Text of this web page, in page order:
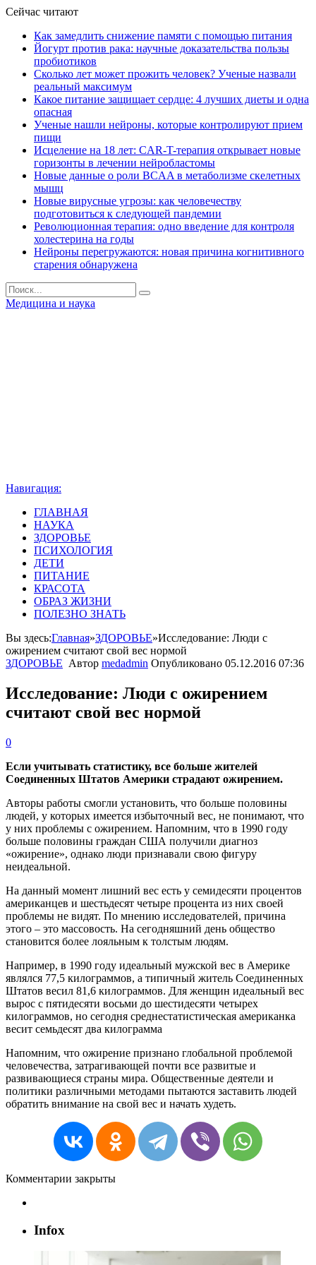
Сейчас читают
Как замедлить снижение памяти с помощью питания
Йогурт против рака: научные доказательства пользы
пробиотиков
Сколько лет может прожить человек? Ученые назвали
реальный максимум
Какое питание защищает сердце: 4 лучших диеты и одна
опасная
Ученые нашли нейроны, которые контролируют прием
пищи
Исцеление на 18 лет: CAR-T-терапия открывает новые
горизонты в лечении нейробластомы
Новые данные о роли BCAA в метаболизме скелетных
мышц
Новые вирусные угрозы: как человечеству
подготовиться к следующей пандемии
Революционная терапия: одно введение для контроля
холестерина на годы
Нейроны перегружаются: новая причина когнитивного
старения обнаружена
Медицина и наука
Навигация:
ГЛАВНАЯ
НАУКА
ЗДОРОВЬЕ
ПСИХОЛОГИЯ
ДЕТИ
ПИТАНИЕ
КРАСОТА
ОБРАЗ ЖИЗНИ
ПОЛЕЗНО ЗНАТЬ
Вы здесь:Главная»ЗДОРОВЬЕ»Исследование: Люди с
ожирением считают свой вес нормой
ЗДОРОВЬЕ Автор medadmin Опубликовано 05.12.2016 07:36
Исследование: Люди с ожирением
считают свой вес нормой
0
Если учитывать статистику, все больше жителей
Соединенных Штатов Америки страдают ожирением.
Авторы работы смогли установить, что больше половины
людей, у которых имеется избыточный вес, не понимают, что
у них проблемы с ожирением. Напомним, что в 1990 году
больше половины граждан США получили диагноз
«ожирение», однако люди признавали свою фигуру
неидеальной.
На данный момент лишний вес есть у семидесяти процентов
американцев и шестьдесят четыре процента из них своей
проблемы не видят. По мнению исследователей, причина
этого – это массовость. На сегодняшний день общество
становится более лояльным к толстым людям.
Например, в 1990 году идеальный мужской вес в Америке
являлся 77,5 килограммов, а типичный житель Соединенных
Штатов весил 81,6 килограммов. Для женщин идеальный вес
вырос с пятидесяти восьми до шестидесяти четырех
килограммов, но сегодня среднестатистическая американка
весит семьдесят два килограмма
Напомним, что ожирение признано глобальной проблемой
человечества, затрагивающей почти все развитые и
развивающиеся страны мира. Общественные деятели и
политики различными методами пытаются заставить людей
обратить внимание на свой вес и начать худеть.
Комментарии закрыты
Infox